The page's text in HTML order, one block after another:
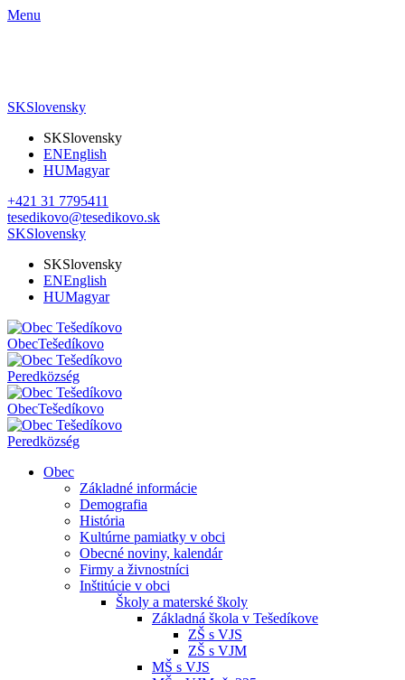
Menu
SKSlovensky
SKSlovensky
ENEnglish
HUMagyar
+421 31 7795411
tesedikovo@tesedikovo.sk
SKSlovensky
SKSlovensky
ENEnglish
HUMagyar
ObecTešedíkovo
Peredközség
ObecTešedíkovo
Peredközség
Obec
Základné informácie
Demografia
História
Kultúrne pamiatky v obci
Obecné noviny, kalendár
Firmy a živnostníci
Inštitúcie v obci
Školy a materské školy
Základná škola v Tešedíkove
ZŠ s VJS
ZŠ s VJM
MŠ s VJS